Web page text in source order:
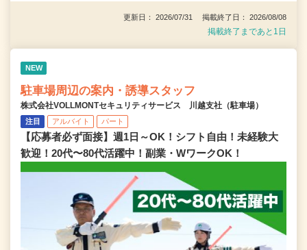
更新日： 2026/07/31 掲載終了日： 2026/08/08
掲載終了まであと1日
NEW
駐車場周辺の案内・誘導スタッフ
株式会社VOLLMONTセキュリティサービス 川越支社（駐車場）
注目 アルバイト パート
【応募者必ず面接】週1日～OK！シフト自由！未経験大
歓迎！20代〜80代活躍中！副業・WワークOK！